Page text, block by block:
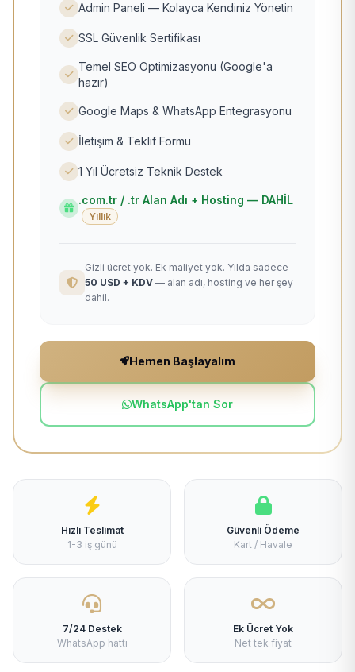
Admin Paneli — Kolayca Kendiniz Yönetin
SSL Güvenlik Sertifikası
Temel SEO Optimizasyonu (Google'a
hazır)
Google Maps & WhatsApp Entegrasyonu
İletişim & Teklif Formu
1 Yıl Ücretsiz Teknik Destek
.com.tr / .tr Alan Adı + Hosting — DAHİL
Yıllık
Gizli ücret yok. Ek maliyet yok. Yılda sadece
50 USD + KDV — alan adı, hosting ve her şey
dahil.
Hemen Başlayalım
WhatsApp'tan Sor
Hızlı Teslimat
1-3 iş günü
Güvenli Ödeme
Kart / Havale
7/24 Destek
WhatsApp hattı
Ek Ücret Yok
Net tek fiyat